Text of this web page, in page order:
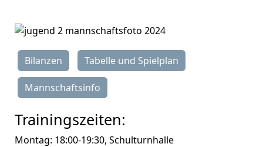
Bilanzen Tabelle und Spielplan
Mannschaftsinfo
Trainingszeiten:
Montag: 18:00-19:30, Schulturnhalle